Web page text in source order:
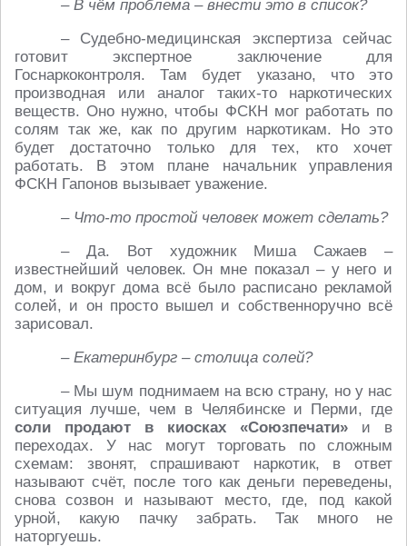
– В чём проблема – внести это в список?
– Судебно-медицинская экспертиза сейчас
готовит экспертное заключение для
Госнаркоконтроля. Там будет указано, что это
производная или аналог таких-то наркотических
веществ. Оно нужно, чтобы ФСКН мог работать по
солям так же, как по другим наркотикам. Но это
будет достаточно только для тех, кто хочет
работать. В этом плане начальник управления
ФСКН Гапонов вызывает уважение.
– Что-то простой человек может сделать?
– Да. Вот художник Миша Сажаев –
известнейший человек. Он мне показал – у него и
дом, и вокруг дома всё было расписано рекламой
солей, и он просто вышел и собственноручно всё
зарисовал.
– Екатеринбург – столица солей?
– Мы шум поднимаем на всю страну, но у нас
ситуация лучше, чем в Челябинске и Перми, где
соли продают в киосках «Союзпечати» и в
переходах. У нас могут торговать по сложным
схемам: звонят, спрашивают наркотик, в ответ
называют счёт, после того как деньги переведены,
снова созвон и называют место, где, под какой
урной, какую пачку забрать. Так много не
наторгуешь.